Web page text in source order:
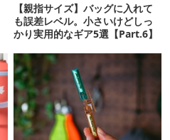
【親指サイズ】バッグに入れて
も誤差レベル。小さいけどしっ
かり実用的なギア5選【Part.6】